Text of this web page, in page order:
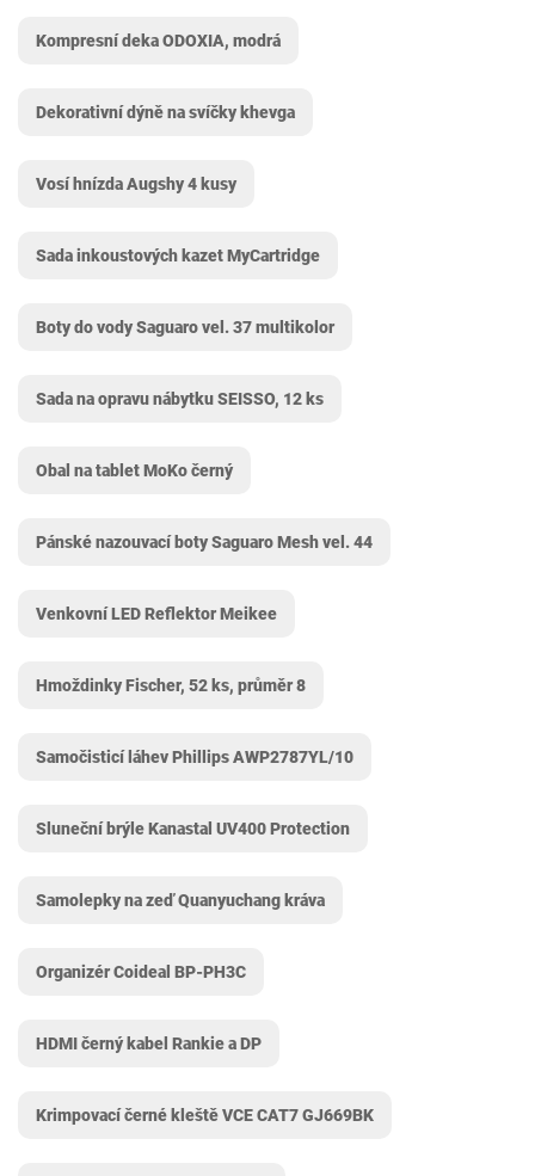
Kompresní deka ODOXIA, modrá
Dekorativní dýně na svíčky khevga
Vosí hnízda Augshy 4 kusy
Sada inkoustových kazet MyCartridge
Boty do vody Saguaro vel. 37 multikolor
Sada na opravu nábytku SEISSO, 12 ks
Obal na tablet MoKo černý
Pánské nazouvací boty Saguaro Mesh vel. 44
Venkovní LED Reflektor Meikee
Hmoždinky Fischer, 52 ks, průměr 8
Samočisticí láhev Phillips AWP2787YL/10
Sluneční brýle Kanastal UV400 Protection
Samolepky na zeď Quanyuchang kráva
Organizér Coideal ‎BP-PH3C
HDMI černý kabel Rankie a DP
Krimpovací černé kleště VCE CAT7 GJ669BK